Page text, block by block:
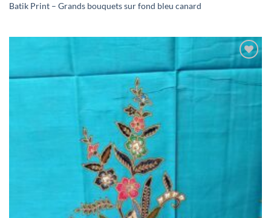
Batik Print – Grands bouquets sur fond bleu canard
Ajouter
à la liste
de